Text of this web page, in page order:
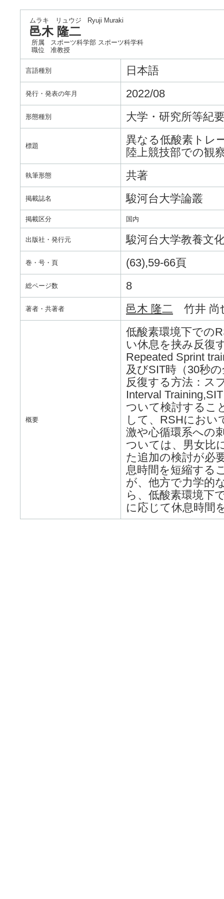
ムラキ リュウジ Ryuji Muraki
邑木 隆二
所属
スポーツ科学部 スポーツ科学科
職位
准教授
言語種別 日本語
発行・発表の年月 2022/08
形態種別 大学・研究所等紀
標題
異なる低酸素トレ
陸上競技部での観
執筆形態 共著
掲載誌名 駿河台大学論叢
掲載区分 国内
出版社・発行元 駿河台大学教養文
巻・号・頁 (63),59-66頁
総ページ数 8
著者・共著者 邑木 隆二 竹井 尚
概要
低酸素環境下での
い休息を挟み反復
Repeated Sprint
及びSIT時（30秒
反復する方法：ス
Interval
ついて検討するこ
して、RSHにおい
激や心循環系への
ついては、男女比
た追加の検討が必
息時間を短縮する
が、他方で力学的
ら、低酸素環境下
に応じて休息時間